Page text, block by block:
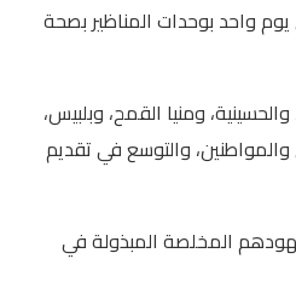
في يوم واحد بوحدات المناظير بصحة
وفاقوس، والحسينية، ومنيا القمح، وبلبيس،
والتوسع في تقديم
المخلصة المبذولة في